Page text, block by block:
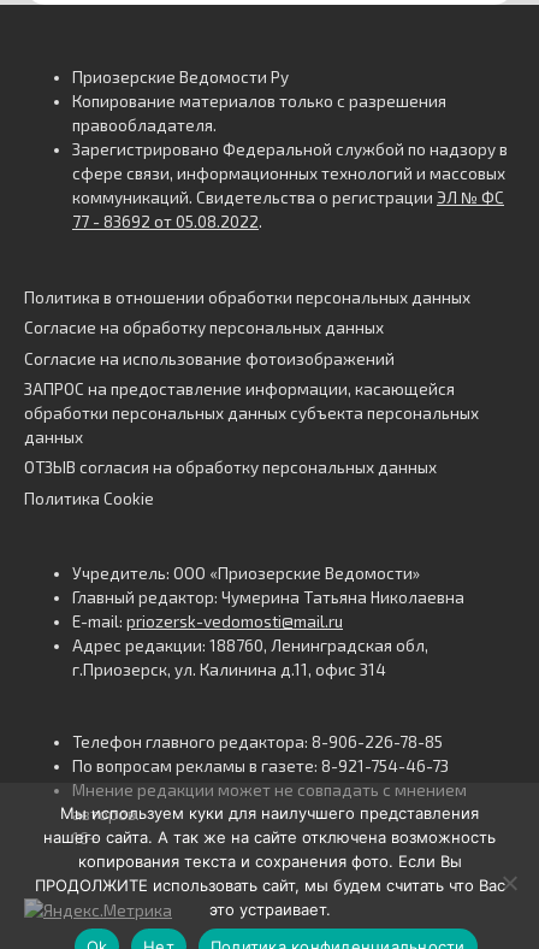
Приозерские Ведомости Ру
Копирование материалов только с разрешения
правообладателя.
Зарегистрировано Федеральной службой по надзору в
сфере связи, информационных технологий и массовых
коммуникаций. Свидетельства о регистрации ЭЛ № ФС
77 - 83692 от 05.08.2022.
Политика в отношении обработки персональных данных
Согласие на обработку персональных данных
Согласие на использование фотоизображений
ЗАПРОС на предоставление информации, касающейся
обработки персональных данных субъекта персональных
данных
ОТЗЫВ согласия на обработку персональных данных
Политика Cookie
Учредитель: ООО «Приозерские Ведомости»
Главный редактор: Чумерина Татьяна Николаевна
E-mail: priozersk-vedomosti@mail.ru
Адрес редакции: 188760, Ленинградская обл,
г.Приозерск, ул. Калинина д.11, офис 314
Телефон главного редактора: 8-906-226-78-85
По вопросам рекламы в газете: 8-921-754-46-73
Мнение редакции может не совпадать с мнением
авторов.
16+
Мы используем куки для наилучшего представления
нашего сайта. А так же на сайте отключена возможность
копирования текста и сохранения фото. Если Вы
ПРОДОЛЖИТЕ использовать сайт, мы будем считать что Вас
это устраивает.